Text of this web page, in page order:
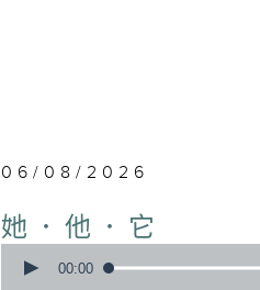
06/08/2026
她．他．它
seconds
00:00